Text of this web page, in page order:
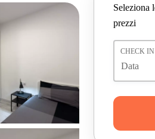
Seleziona
prezzi
CHECK IN